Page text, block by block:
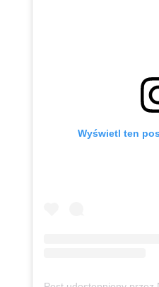
Wyświetl ten